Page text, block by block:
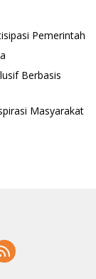
Pemerintah
Berbasis
Masyarakat